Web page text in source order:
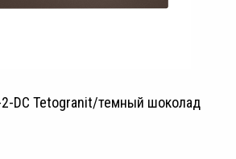
DC Tetogranit/темный шоколад